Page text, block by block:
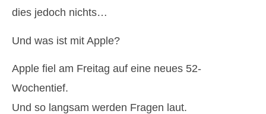
dies jedoch nichts…
Und was ist mit Apple?
Apple fiel am Freitag auf eine neues 52-
Wochentief.
Und so langsam werden Fragen laut.